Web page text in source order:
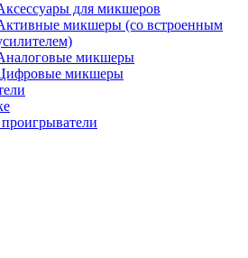
для микшеров
микшеры (со встроенным
микшеры
микшеры